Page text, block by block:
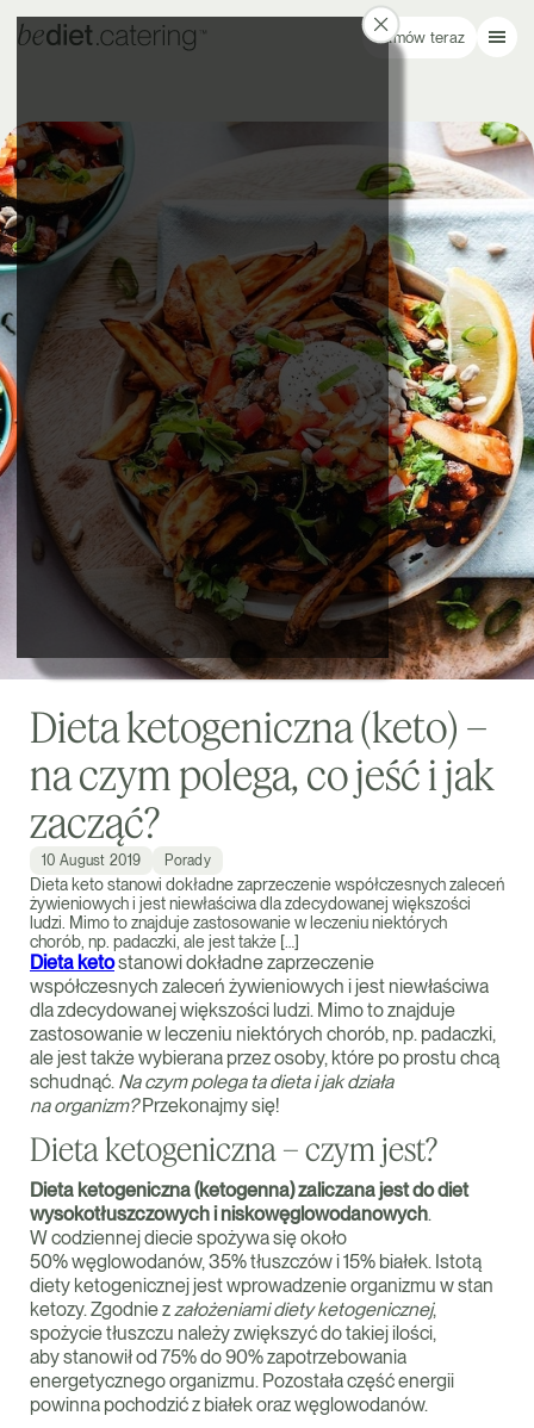
Zamów teraz
Dieta ketogeniczna (keto) –
na czym polega, co jeść i jak
zacząć?
10 August 2019 Porady
Dieta keto stanowi dokładne zaprzeczenie współczesnych zaleceń
żywieniowych i jest niewłaściwa dla zdecydowanej większości
ludzi. Mimo to znajduje zastosowanie w leczeniu niektórych
chorób, np. padaczki, ale jest także […]
Dieta ketostanowi dokładne zaprzeczenie
współczesnych zaleceń żywieniowych i jest niewłaściwa
dla zdecydowanej większości ludzi. Mimo to znajduje
zastosowanie w leczeniu niektórych chorób, np. padaczki,
ale jest także wybierana przez osoby, które po prostu chcą
schudnąć. Na czym polega ta dieta i jak działa
na organizm?Przekonajmy się!
Dieta ketogeniczna – czym jest?
Dieta ketogeniczna (ketogenna) zaliczana jest do diet
wysokotłuszczowych i niskowęglowodanowych.
W codziennej diecie spożywa się około
50% węglowodanów, 35% tłuszczów i 15% białek. Istotą
diety ketogenicznej jest wprowadzenie organizmu w stan
ketozy. Zgodnie zzałożeniami diety ketogenicznej,
spożycie tłuszczu należy zwiększyć do takiej ilości,
aby stanowił od 75% do 90% zapotrzebowania
energetycznego organizmu. Pozostała część energii
powinna pochodzić z białek oraz węglowodanów.